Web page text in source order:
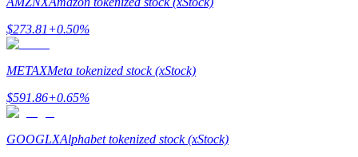
$273.81+0.50%
METAXMeta tokenized stock (xStock)
$591.86+0.65%
GOOGLXAlphabet tokenized stock (xStock)